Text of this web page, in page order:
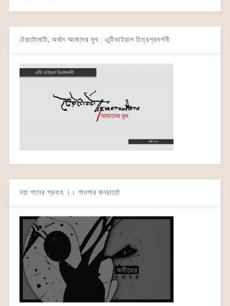
টেরাটোমার্টা, অর্থাৎ আমাদের মুখ : এন্টিভাইরাল চিত্রপ্রদর্শনী
নয়া গানের প্রবাহ ।। গানপার কনচার্তো